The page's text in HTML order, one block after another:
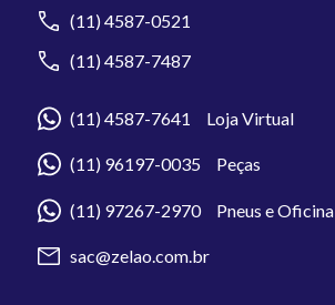
(11) 4587-0521
(11) 4587-7487
(11) 4587-7641 Loja Virtual
(11) 96197-0035 Peças
(11) 97267-2970 Pneus e Oficina
sac@zelao.com.br